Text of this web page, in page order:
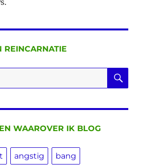
REINCARNATIE
WAAROVER IK BLOG
angstig bang